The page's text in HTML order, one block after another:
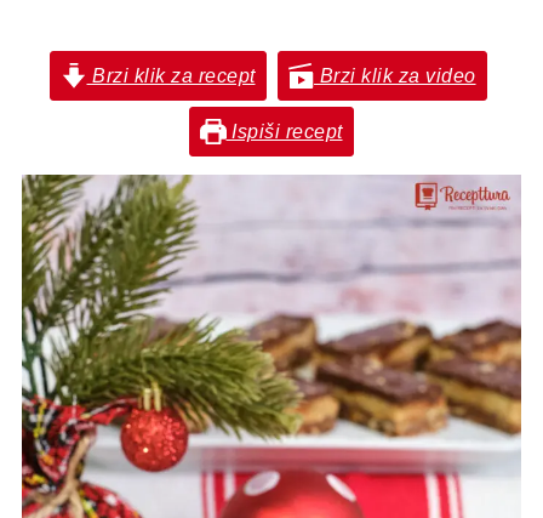
Brzi klik za recept Brzi klik za video
Ispiši recept